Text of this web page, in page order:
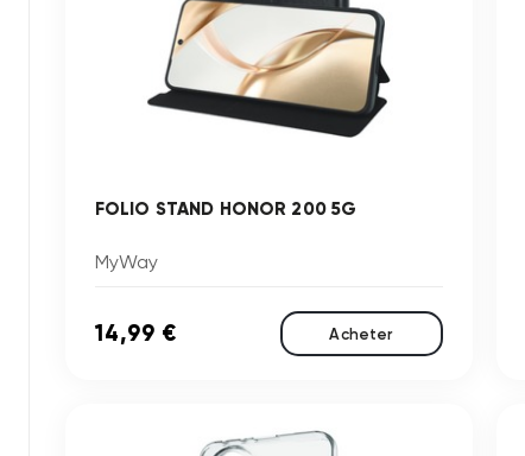
FOLIO STAND HONOR 200 5G
MyWay
14,99 € Acheter